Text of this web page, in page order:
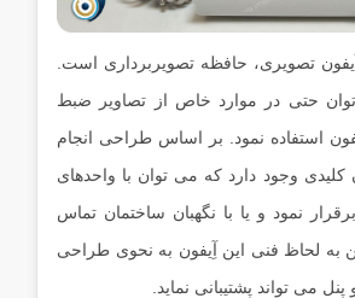
تصویری، حافظه تصویربرداری است.
حتی در موارد خاص از تصاویر ضبط
استفاده نمود. بر اساس طراحی انجام
کلیدی وجود دارد که می توان با واحدهای
نمود و یا با نگهبان ساختمان تماس
به لحاظ فنی این آِیفون به نحوی طراحی
می تواند پشتیبانی نماید.